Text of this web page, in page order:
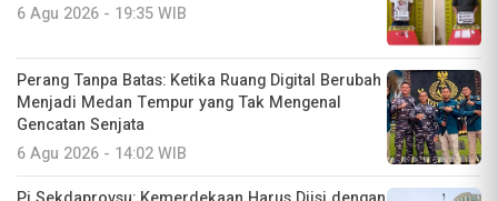
6 Agu 2026 - 19:35 WIB
Perang Tanpa Batas: Ketika Ruang Digital Berubah
Menjadi Medan Tempur yang Tak Mengenal
Gencatan Senjata
6 Agu 2026 - 14:02 WIB